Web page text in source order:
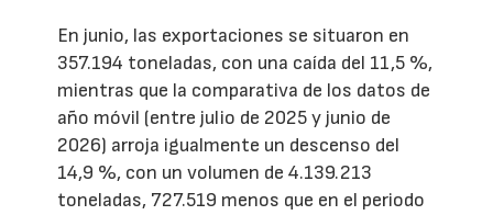
En junio, las exportaciones se situaron en
357.194 toneladas, con una caída del 11,5 %,
mientras que la comparativa de los datos de
año móvil (entre julio de 2025 y junio de
2026) arroja igualmente un descenso del
14,9 %, con un volumen de 4.139.213
toneladas, 727.519 menos que en el periodo